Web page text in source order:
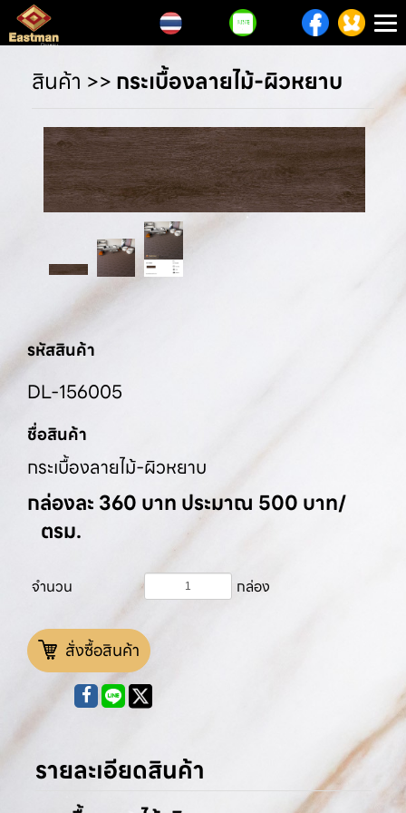
สินค้า >>กระเบื้องลายไม้-ผิวหยาบ
รหัสสินค้า
DL-156005
ชื่อสินค้า
กระเบื้องลายไม้-ผิวหยาบ
กล่องละ 360 บาท ประมาณ 500 บาท/
ตรม.
จำนวน กล่อง
สั่งซื้อสินค้า
รายละเอียดสินค้า